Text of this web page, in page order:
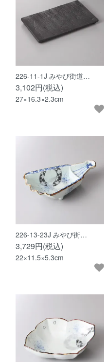
226-11-1J みやび街道…
3,102円(税込)
27×16.3×2.3cm
226-13-23J みやび街…
3,729円(税込)
22×11.5×5.3cm